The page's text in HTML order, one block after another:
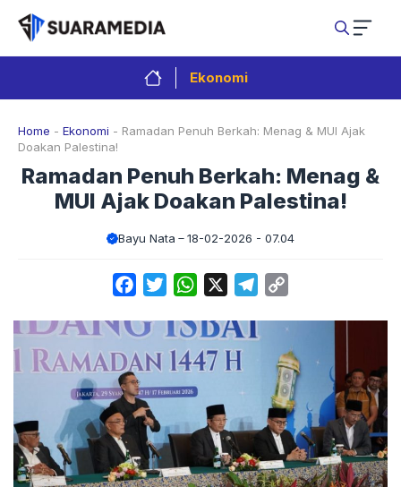
Langsung
isi
Ekonomi
Home - Ekonomi - Ramadan Penuh Berkah: Menag & MUI Ajak
Doakan Palestina!
Ramadan Penuh Berkah: Menag &
MUI Ajak Doakan Palestina!
Bayu Nata 18-02-2026 - 07.04
FacebookTwitterWhatsApp Telegram